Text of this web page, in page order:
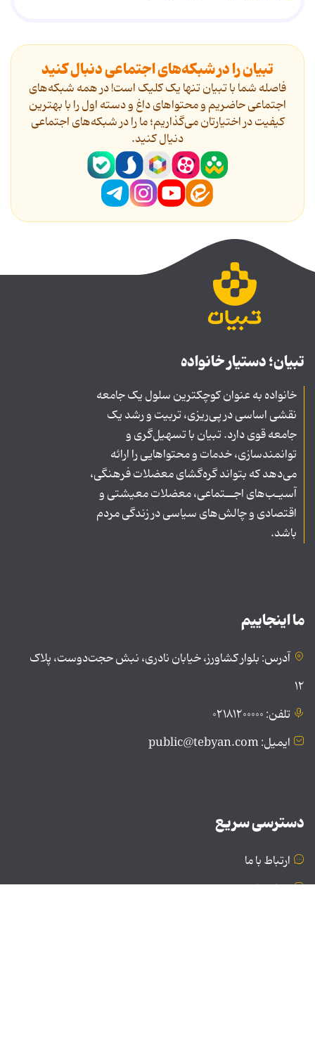
تبیان را در شبکه‌های اجتماعی دنبال کنید
فاصله شما با تبیان تنها یک کلیک است! در همه شبکه‌های
اجتماعی حاضریم و محتواهای داغ و دسته اول را با بهترین
کیفیت در اختیارتان می‌گذاریم؛ ما را در شبکه‌های اجتماعی
دنیال کنید.
تبیان؛ دستیار خانواده
خانواده به عنوان کوچکترین سلول یک جامعه
نقشی اساسی در پی‌ریزی، تربیت و رشد یک
جامعه قوی دارد. تبیان با تسهیل‌گری و
توانمندسازی، خدمات و محتواهایی را ارائه
می‌دهد که بتواند گره‌گشای معضلات فرهنگی،
آسیـب‌های اجــتماعی، معضلات معیشتی و
اقتصادی و چالش‌های سیاسی در زندگی مردم
باشد.
ما اینجاییم
آدرس: بلوار کشاورز، خیابان نادری، نبش حجت‌دوست، پلاک
۱۲
تلفن: ۰۲۱۸۱۲۰۰۰۰۰
ایمیل: public@tebyan.com
دسترسی سریع
ارتباط با ما
درباره ما